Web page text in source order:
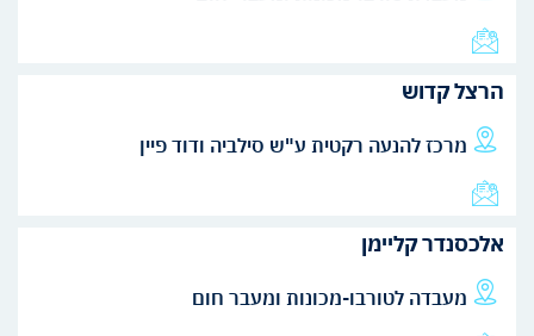
הרצל קדוש
מרכז להנעה רקטית ע"ש סילביה ודוד פיין
אלכסנדר קליימן
מעבדה לטורבו-מכונות ומעבר חום